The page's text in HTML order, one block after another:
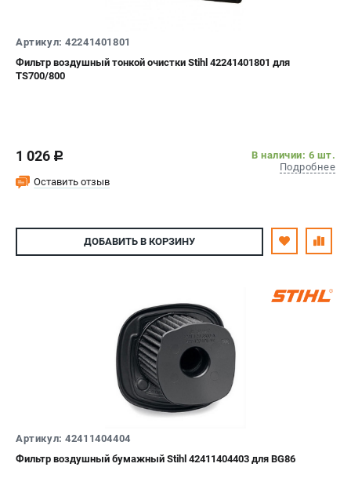
Артикул: 42241401801
Фильтр воздушный тонкой очистки Stihl 42241401801 для
TS700/800
1 026 c
В наличии: 6 шт.
Подробнее
Оставить отзыв
ДОБАВИТЬ В КОРЗИНУ
Артикул: 42411404404
Фильтр воздушный бумажный Stihl 42411404403 для BG86